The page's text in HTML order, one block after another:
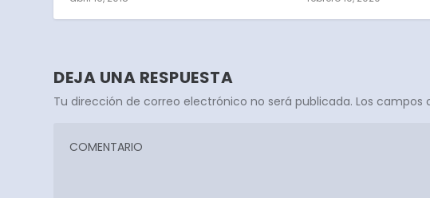
DEJA UNA RESPUESTA
Tu dirección de correo electrónico no será publicada. Los campos